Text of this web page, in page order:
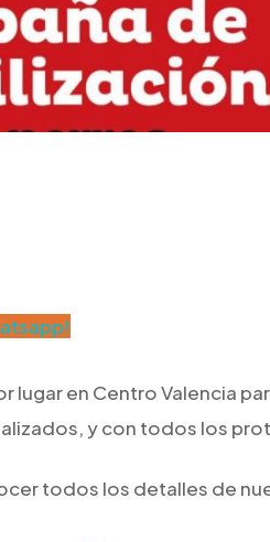
lugar en Centro Valencia
y con todos los
todos los detalles de